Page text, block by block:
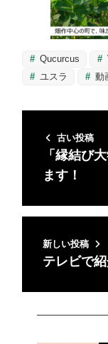
Qucurcus
ユスラ
動
古い投稿
「縁結び
ます！
新しい投稿
テレビで